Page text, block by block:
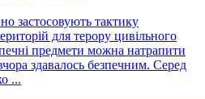
застосовують тактику
для терору цивільного
предмети можна натрапити
здавалось безпечним. Серед
...